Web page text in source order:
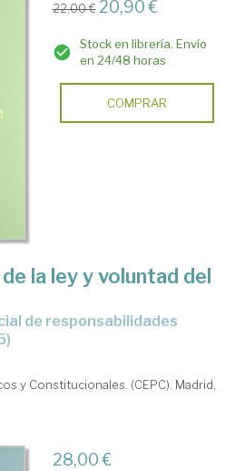
22,00 € 20,90 €
Stock en librería. Envío
en 24/48 horas
COMPRAR
la ley y voluntad del
y Constitucionales. (CEPC). Madrid,
28,00 €